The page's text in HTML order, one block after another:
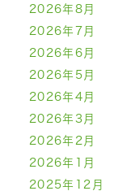
2026年8月
2026年7月
2026年6月
2026年5月
2026年4月
2026年3月
2026年2月
2026年1月
2025年12月